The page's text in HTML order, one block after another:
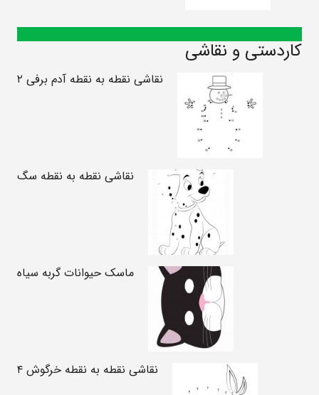
کاردستی و نقاشی
نقاشی نقطه به نقطه آدم برفی ۲
نقاشی نقطه به نقطه سگ
ماسک حیوانات گربه سیاه
نقاشی نقطه به نقطه خرگوش ۴